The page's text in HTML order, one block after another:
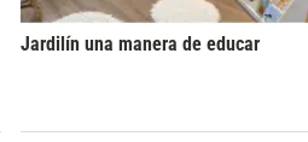
Jardilín una manera de educar